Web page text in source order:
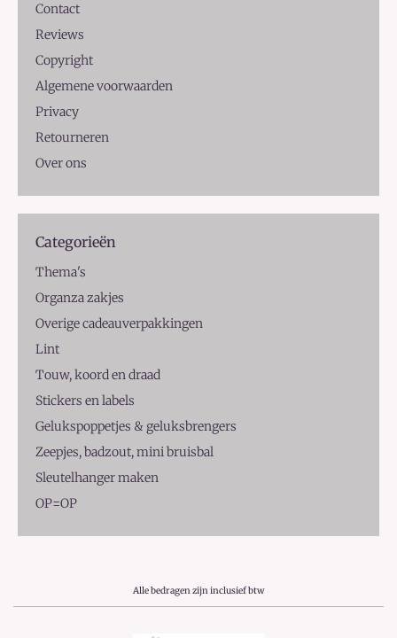
Contact
Reviews
Copyright
Algemene voorwaarden
Privacy
Retourneren
Over ons
Categorieën
Thema's
Organza zakjes
Overige cadeauverpakkingen
Lint
Touw, koord en draad
Stickers en labels
Gelukspoppetjes & geluksbrengers
Zeepjes, badzout, mini bruisbal
Sleutelhanger maken
OP=OP
Alle bedragen zijn inclusief btw